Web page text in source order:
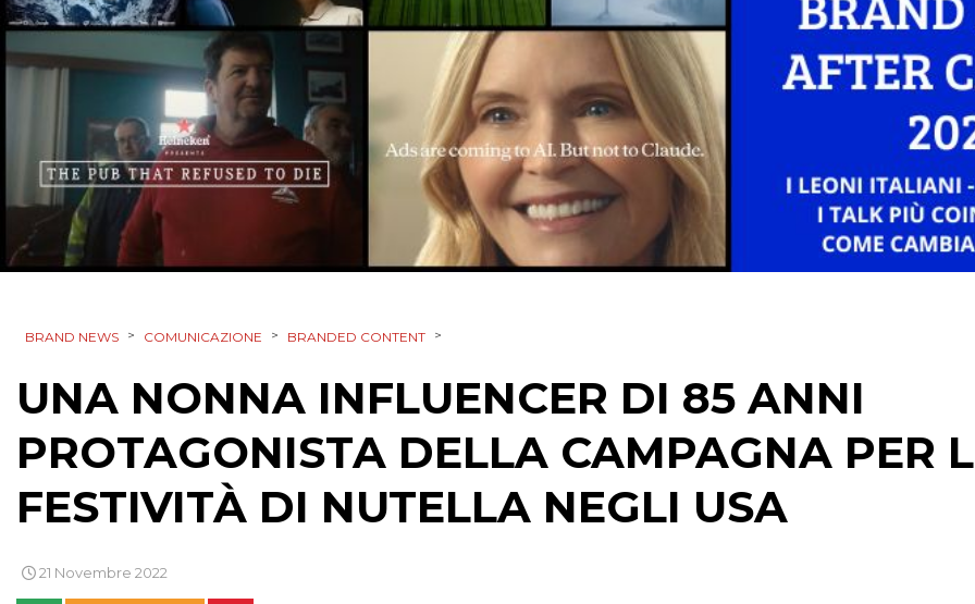
RADIO / AUDIO
DATI
NORMATIVE
TREND
CASE HISTORY
BRAND NEWS > COMUNICAZIONE > BRANDED CONTENT >
UNA NONNA INFLUENCER DI 85 ANNI
PROTAGONISTA DELLA CAMPAGNA PER
FESTIVITÀ DI NUTELLA NEGLI USA
21 Novembre 2022